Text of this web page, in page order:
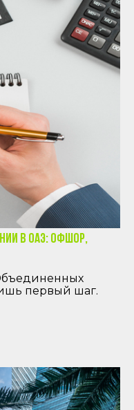
в ОАЭ: офшор,
первый шаг.